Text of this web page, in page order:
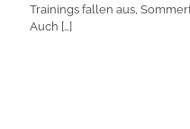
Trainings fallen aus,
Auch […]